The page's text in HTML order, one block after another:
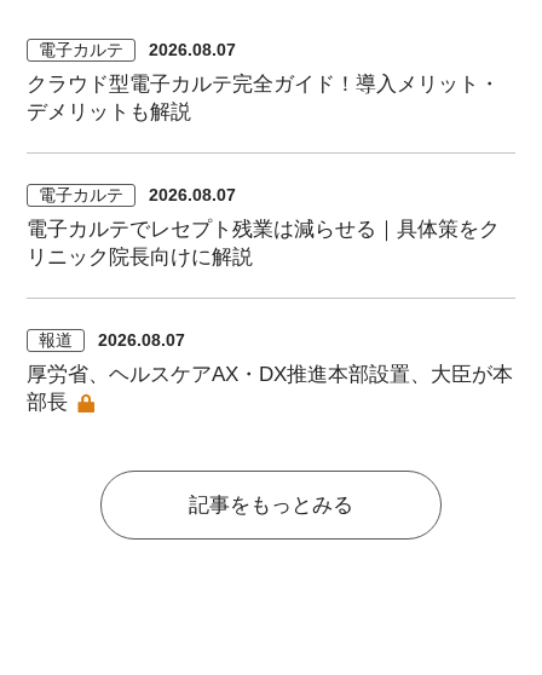
電子カルテ 2026.08.07
クラウド型電子カルテ完全ガイド！導入メリット・
デメリットも解説
電子カルテ 2026.08.07
電子カルテでレセプト残業は減らせる｜具体策をク
リニック院長向けに解説
報道 2026.08.07
厚労省、ヘルスケアAX・DX推進本部設置、大臣が本
部長
記事をもっとみる